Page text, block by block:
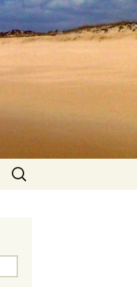
Pesquisar
por: